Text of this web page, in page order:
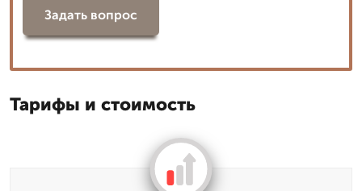
Задать вопрос
Тарифы и стоимость